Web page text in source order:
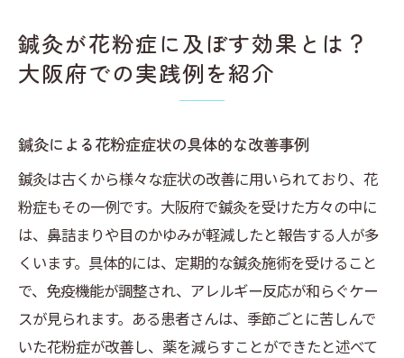
ーチ
大阪府民が語る鍼灸での花粉症改善体験
大阪府で鍼灸を受ける前に知っておくべきこと
—花粉症対策
初めての鍼灸体験に向けた準備と注意点
大阪府で信頼できる鍼灸院の選び方
鍼灸施術を受ける際の事前相談のポイント
花粉症に効果的な鍼灸の施術内容
知っておきたい鍼灸の歴史と花粉症への関
鍼灸が花粉症に及ぼす効果とは？
大阪府での実践例を紹介
鍼灸による花粉症症状の具体的な改善事例
鍼灸は古くから様々な症状の改善に用いられており、花
粉症もその一例です。大阪府で鍼灸を受けた方々の中に
は、鼻詰まりや目のかゆみが軽減したと報告する人が多
くいます。具体的には、定期的な鍼灸施術を受けること
で、免疫機能が調整され、アレルギー反応が和らぐケー
スが見られます。ある患者さんは、季節ごとに苦しんで
いた花粉症が改善し、薬を減らすことができたと述べて